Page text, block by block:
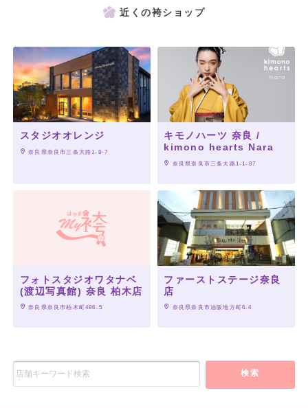
【レトロ】
個性的でポップな色合い、
アンティークレトロ袴など、
人と被らない珍しいスタイル☆
人と差をつける小物で
近くの袴ショップ
スタジオオレンジ
奈良県奈良市三条大路1-8-7
キモノハーツ 奈良 /
kimono hearts Nara
奈良県奈良市三条大路1-1-87
フォトスタジオワタナベ
(渡辺写真館) 奈良 柏木店
奈良県奈良市柏木町486-5
ファーストステージ奈良
店
奈良県奈良市油阪地方町6-4
検索